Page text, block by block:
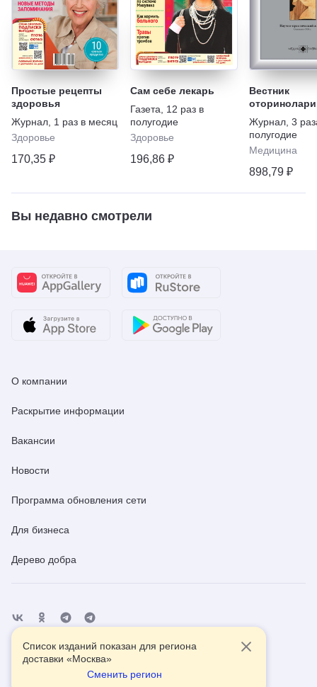
Простые рецепты
здоровья
Журнал 1 раз в месяц
Здоровье
170,35 ₽
Сам себе лекарь
Газета
12 раз в
полугодие
Здоровье
196,86 ₽
Вестник
Журнал 3
полугодие
Медицина
898,79 ₽
Вы недавно смотрели
О компании
Раскрытие информации
Вакансии
Новости
Программа обновления сети
Для бизнеса
Дерево добра
Помощь Контакты
Список изданий показан для региона
доставки «Москва»
Сменить регион